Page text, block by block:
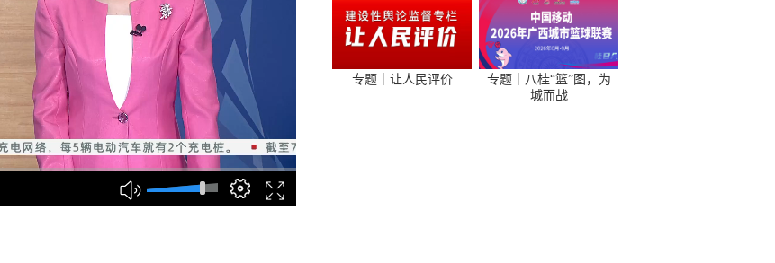
专题｜让人民评价
专题｜八桂“篮”图，为
城而战